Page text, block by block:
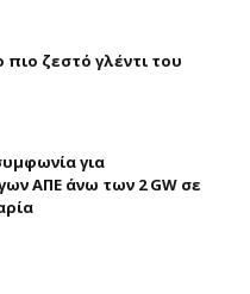
ζεστό γλέντι του
για
ΑΠΕ άνω των 2 GW σε